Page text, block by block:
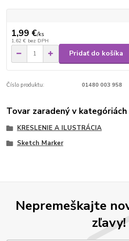
1,99 €/ks
1,62 € bez DPH
Pridať do košíka
Číslo produktu: 01480 003 958
Tovar zaradený v kategóriách
KRESLENIE A ILUSTRÁCIA
Sketch Marker
Nepremeškajte
zľavy!